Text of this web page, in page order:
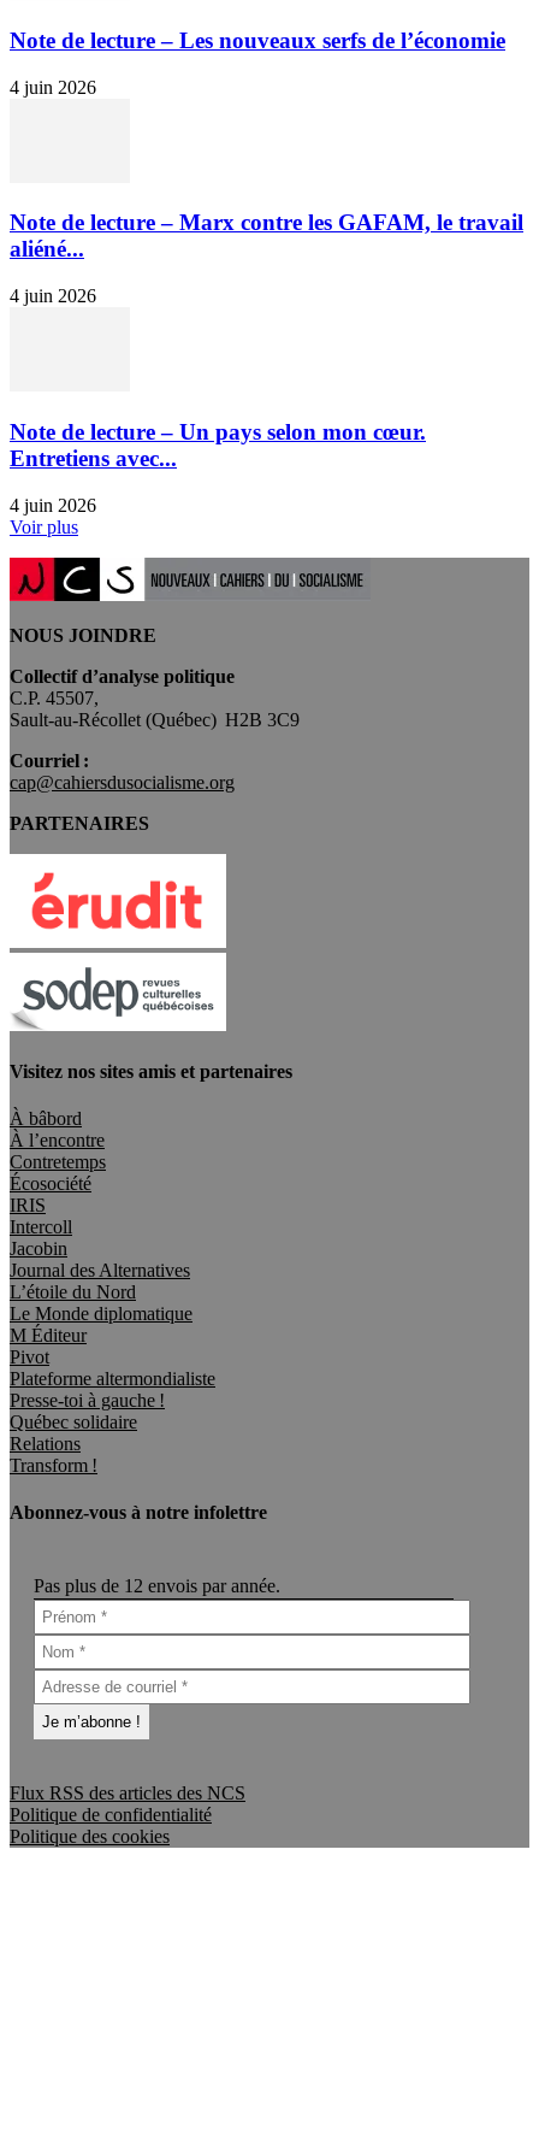
Note de lecture – Les nouveaux serfs de l’économie
4 juin 2026
Note de lecture – Marx contre les GAFAM, le travail
aliéné...
4 juin 2026
Note de lecture – Un pays selon mon cœur.
Entretiens avec...
4 juin 2026
Voir plus
NOUS JOINDRE
Collectif d’analyse politique
C.P. 45507,
Sault-au-Récollet (Québec) H2B 3C9
Courriel :
cap@cahiersdusocialisme.org
PARTENAIRES
Visitez nos sites amis et partenaires
À bâbord
À l’encontre
Contretemps
Écosociété
IRIS
Intercoll
Jacobin
Journal des Alternatives
L’étoile du Nord
Le Monde diplomatique
M Éditeur
Pivot
Plateforme altermondialiste
Presse-toi à gauche !
Québec solidaire
Relations
Transform !
Abonnez-vous à notre infolettre
Pas plus de 12 envois par année.
Flux RSS des articles des NCS
Politique de confidentialité
Politique des cookies